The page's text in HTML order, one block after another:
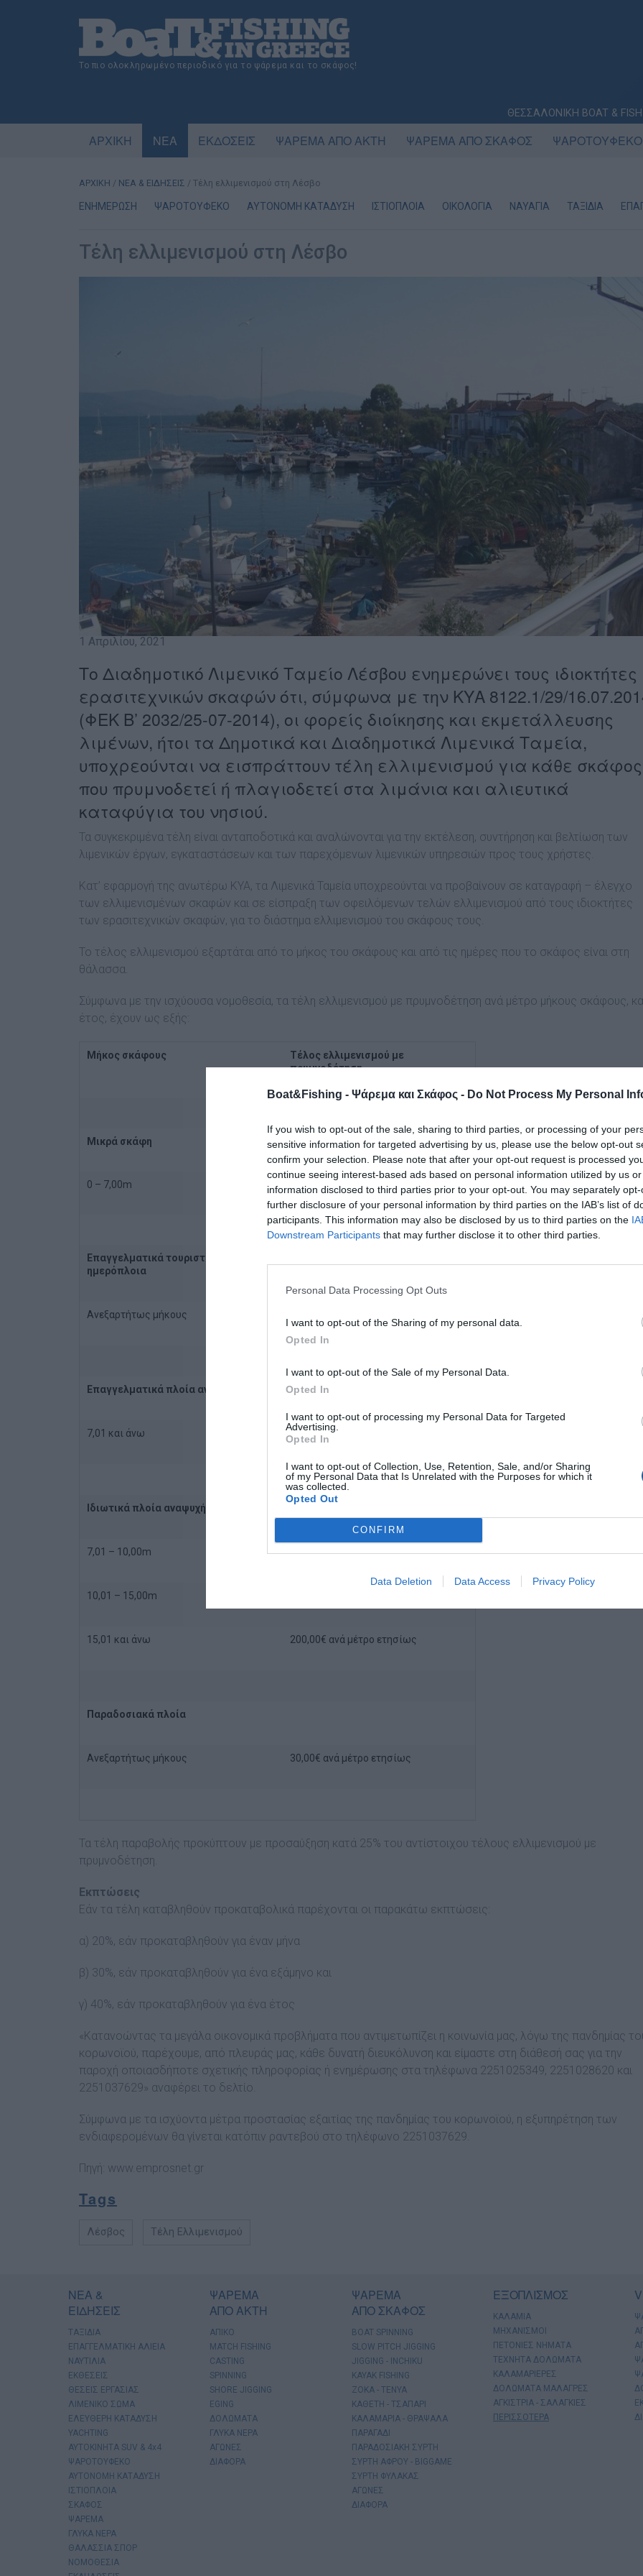
Boat&Fishing - Ψάρεμα και Σκάφος - Do Not Process My Personal
If you wish to opt-out of the sale, sharing to third parties, or processing of your
sensitive information for targeted advertising by us, please use the below opt-out
confirm your selection. Please note that after your opt-out request is processed
continue seeing interest-based ads based on personal information utilized by us
information disclosed to third parties prior to your opt-out. You may separately
further disclosure of your personal information by third parties on the IAB’s list of
participants. This information may also be disclosed by us to third parties on the
Downstream Participants that may further disclose it to other third parties.
Personal Data Processing Opt Outs
I want to opt-out of the Sharing of my personal data.
Opted In
I want to opt-out of the Sale of my Personal Data.
Opted In
I want to opt-out of processing my Personal Data for Targeted
Advertising.
Opted In
I want to opt-out of Collection, Use, Retention, Sale, and/or Sharing
of my Personal Data that Is Unrelated with the Purposes for which it
was collected.
Opted Out
CONFIRM
Data Deletion Data Access Privacy Policy
Το πιο ολοκληρωμένο περιοδικό για το ψάρεμα και το σκάφος!
ΘΕΣΣΑΛΟΝΙΚΗ BOAT &
ΑΡΧΙΚΗ ΝΕΑ ΕΚΔΟΣΕΙΣ ΨΑΡΕΜΑ ΑΠΟ ΑΚΤΗ ΨΑΡΕΜΑ ΑΠΟ ΣΚΑΦΟΣ ΨΑΡΟΤΟΥΦΕΚΟ
ΑΡΧΙΚΗ / ΝΕΑ & ΕΙΔΗΣΕΙΣ / Τέλη ελλιμενισμού στη Λέσβο
ΕΝΗΜΕΡΩΣΗ ΨΑΡΟΤΟΥΦΕΚΟ ΑΥΤΟΝΟΜΗ ΚΑΤΑΔΥΣΗ ΙΣΤΙΟΠΛΟΙΑ ΟΙΚΟΛΟΓΙΑ ΝΑΥΑΓΙΑ ΤΑΞΙΔΙΑ
Τέλη ελλιμενισμού στη Λέσβο
1 Απριλίου, 2021
Το Διαδημοτικό Λιμενικό Ταμείο Λέσβου ενημερώνει τους ιδιοκτήτες
ερασιτεχνικών σκαφών ότι, σύμφωνα με την ΚΥΑ 8122.1/29/
(ΦΕΚ Β’ 2032/25-07-2014), οι φορείς διοίκησης και εκμετάλλευσης
λιμένων, ήτοι τα Δημοτικά και Διαδημοτικά Λιμενικά Ταμεία,
υποχρεούνται να εισπράττουν τέλη ελλιμενισμού για κάθε σκάφος
που πρυμνοδετεί ή πλαγιοδετεί στα λιμάνια και αλιευτικά
καταφύγια του νησιού.
Τα συγκεκριμένα τέλη είναι ανταποδοτικά και αναλώνονται για την εκτέλεση, συντήρηση και βελτίωση των
λιμενικών έργων, εγκαταστάσεων και των παρεχόμενων λιμενικών υπηρεσιών προς τους χρήστες.
Κατ’ εφαρμογή της ανωτέρω ΚΥΑ, τα Λιμενικά Ταμεία υποχρεούνται να προβαίνουν σε καταγραφή – έλεγχο
των ελλιμενισμένων σκαφών και σε είσπραξη των οφειλόμενων τελών ελλιμενισμού από τους ιδιοκτήτες
των ερασιτεχνικών σκαφών, για το διάστημα ελλιμενισμού του σκάφους τους.
Το τέλος ελλιμενισμού εξαρτάται από το μήκος του σκάφους και από τις ημέρες που το σκάφος είναι στη
θάλασσα.
Σύμφωνα με την ισχύουσα νομοθεσία, τα τέλη ελλιμενισμού με πρυμνοδέτηση ανά μέτρο μήκους σκάφους,
έτος, έχουν ως εξής:
Μήκος σκάφους
Τέλος ελλιμενισμού με
πρυμνοδέτηση
Μικρά σκάφη
0 – 7,00m 11,00€ ανά μέτρο ετησίως
Επαγγελματικά τουριστικά
ημερόπλοια
Ανεξαρτήτως μήκους
Επαγγελματικά πλοία αναψυχής
7,01 και άνω 73,00€ ανά μέτρο ετησίως
Ιδιωτικά πλοία αναψυχής
7,01 – 10,00m 150,00€ ανά μέτρο ετησίως
10,01 – 15,00m
15,01 και άνω 200,00€ ανά μέτρο ετησίως
Παραδοσιακά πλοία
Ανεξαρτήτως μήκους 30,00€ ανά μέτρο ετησίως
Τα τέλη παραβολής προκύπτουν με προσαύξηση κατά 25% του αντίστοιχου τέλους ελλιμενισμού με
πρυμνοδέτηση.
Εκπτώσεις
Εάν τα τέλη καταβληθούν προκαταβολικά παρέχονται οι παρακάτω εκπτώσεις:
α) 20%, εάν προκαταβληθούν για έναν μήνα
β) 30%, εάν προκαταβληθούν για ένα εξάμηνο και
γ) 40%, εάν προκαταβληθούν για ένα έτος
«Κατανοώντας τα μεγάλα οικονομικά προβλήματα που αντιμετωπίζει η κοινωνία μας, λόγω της πανδημίας
κορωνοϊού, παρέχουμε, από πλευράς μας, κάθε δυνατή διευκόλυνση και είμαστε στη διάθεσή σας για την
παροχή οποιασδήποτε σχετικής πληροφορίας ή ενημέρωσης στα τηλέφωνα 2251025349, 2251028620 και
2251037629» αναφέρει το δελτίο.
Σύμφωνα με τα ισχύοντα μέτρα προστασίας εξαιτίας της πανδημίας του κορωνοϊού, η εξυπηρέτηση των
ενδιαφερομένων θα γίνεται κατόπιν ραντεβού στο τηλέφωνο 2251037629.
Πηγή: www.emprosnet.gr
Tags
Λέσβος Τέλη Ελλιμενισμού
ΝΕΑ &
ΕΙΔΗΣΕΙΣ
ΤΑΞΙΔΙΑ
ΕΠΑΓΓΕΛΜΑΤΙΚΗ ΑΛΙΕΙΑ
ΝΑΥΤΙΛΙΑ
ΕΚΘΕΣΕΙΣ
ΘΕΣΕΙΣ ΕΡΓΑΣΙΑΣ
ΛΙΜΕΝΙΚΟ ΣΩΜΑ
ΕΛΕΥΘΕΡΗ ΚΑΤΑΔΥΣΗ
YACHTING
AYTOKINHTA SUV & 4x4
ΨΑΡΟΤΟΥΦΕΚΟ
ΑΥΤΟΝΟΜΗ ΚΑΤΑΔΥΣΗ
ΙΣΤΙΟΠΛΟΙΑ
ΣΚΑΦΟΣ
ΨΑΡΕΜΑ
ΓΛΥΚΑ ΝΕΡΑ
ΘΑΛΑΣΣΙΑ ΣΠΟΡ
ΝΟΜΟΘΕΣΙΑ
ΨΑΡΕΜΑ
ΑΠΟ ΑΚΤΗ
ΑΠΙΚΟ
MATCH FISHING
CASTING
SPINNING
SHORE JIGGING
EGING
ΔΟΛΩΜΑΤΑ
ΓΛΥΚΑ ΝΕΡΑ
ΑΓΩΝΕΣ
ΔΙΑΦΟΡΑ
ΨΑΡΕΜΑ
ΑΠΟ ΣΚΑΦΟΣ
BOAT SPINNING
SLOW PITCH JIGGING
JIGGING - INCHIKU
KAYAK FISHING
ΖΟΚΑ - ΤΕΝΥΑ
ΚΑΘΕΤΗ - ΤΣΑΠΑΡΙ
ΚΑΛΑΜΑΡΙΑ - ΘΡΑΨΑΛΑ
ΠΑΡΑΓΑΔΙ
ΠΑΡΑΔΟΣΙΑΚΗ ΣΥΡΤΗ
ΣΥΡΤΗ ΑΦΡΟΥ - BIGGAME
ΣΥΡΤΗ ΦΥΛΑΚΑΣ
ΑΓΩΝΕΣ
ΔΙΑΦΟΡΑ
ΕΞΟΠΛΙΣΜΟΣ
ΚΑΛΑΜΙΑ
ΜΗΧΑΝΙΣΜΟΙ
ΠΕΤΟΝΙΕΣ ΝΗΜΑΤΑ
ΤΕΧΝΗΤΑ ΔΟΛΩΜΑΤΑ
ΚΑΛΑΜΑΡΙΕΡΕΣ
ΔΟΛΩΜΑΤΑ ΜΑΛΑΓΡΕΣ
ΑΓΚΙΣΤΡΙΑ - ΣΑΛΑΓΚΙΕΣ
ΠΕΡΙΣΣΟΤΕΡΑ